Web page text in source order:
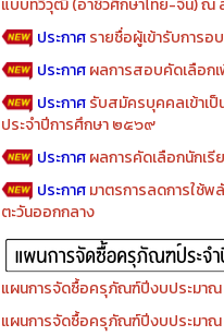
ประกาศผลการสอบคัดเลือกเ
ประกาศรายชื่อนักศึกษาที่ได้
แบบทวิวุฒิ (อาชีวศึกษาไทย-จีน) ณ
ประกาศรายชื่อผู้เข้ารับการอ
ประกาศผลการสอบคัดเลือกเ
ประกาศรับสมัครบุคคลเข้าเ
ประจำปีการศึกษา ๒๕๖๙
ประกาศผลการคัดเลือกนักเ
ประกาศมาตรการลดการใช้
ตะวันออกกลาง